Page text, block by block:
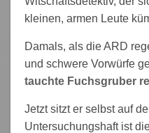
kleinen, armen Leute
Damals, als die ARD
und schwere Vorwürfe
tauchte Fuchsgruber
Jetzt sitzt er selbst auf
Untersuchungshaft ist